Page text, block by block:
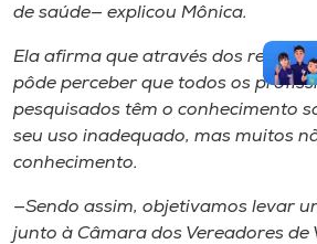
de saúde— explicou Mônica.
Ela afirma que através dos
pôde perceber que todos os
pesquisados têm o conhecimento
seu uso inadequado, mas muitos
conhecimento.
—Sendo assim, objetivamos levar
junto à Câmara dos Vereadores de